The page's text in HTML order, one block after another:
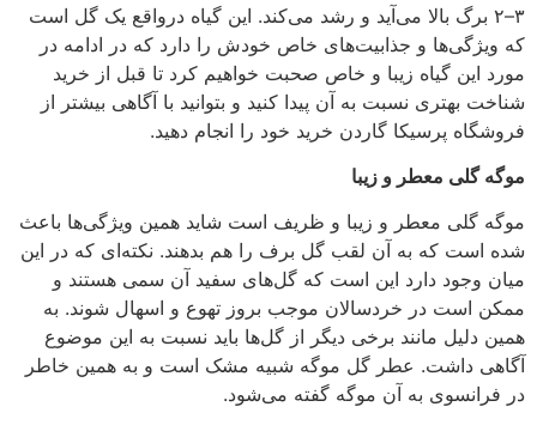
۳–۲ برگ بالا می‌آید و رشد می‌کند. این گیاه درواقع یک گل است
که ویژگی‌ها و جذابیت‌های خاص خودش را دارد که در ادامه در
مورد این گیاه زیبا و خاص صحبت خواهیم کرد تا قبل از خرید
شناخت بهتری نسبت به آن پیدا کنید و بتوانید با آگاهی بیشتر از
فروشگاه پرسیکا گاردن خرید خود را انجام دهید.
موگه گلی معطر و زیبا
موگه گلی معطر و زیبا و ظریف است شاید همین ویژگی‌ها باعث
شده است که به آن لقب گل برف را هم بدهند. نکته‌ای که در این
میان وجود دارد این است که گل‌های سفید آن سمی هستند و
ممکن است در خردسالان موجب بروز تهوع و اسهال شوند. به
همین دلیل مانند برخی دیگر از گل‌ها باید نسبت به این موضوع
آگاهی داشت. عطر گل موگه شبیه مشک است و به همین خاطر
در فرانسوی به آن موگه گفته می‌شود.